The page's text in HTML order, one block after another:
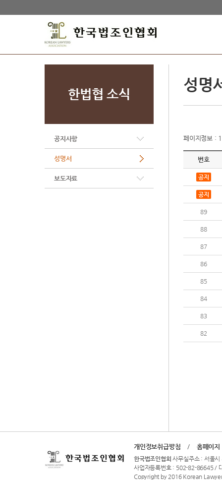
한법협 소식
공지사항
성명서
보도자료
성명
페이지정보 :
번호
공지
공지
89
88
87
86
85
84
83
82
개인정보취급방침 / 홈페이지
한국법조인협회 사무실주소 : 서울
사업자등록번호 : 502-82-86645 /
Copyright by 2016 Korean